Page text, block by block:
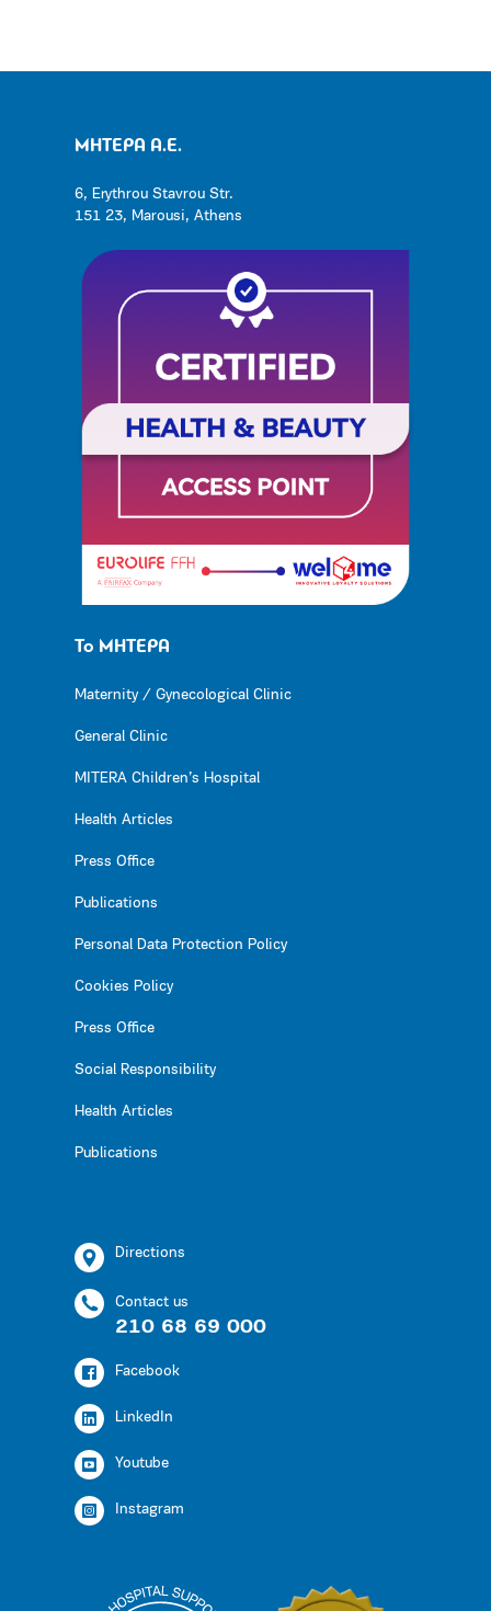
ΜΗΤΕΡΑ Α.Ε.
6, Erythrou Stavrou Str.
151 23, Marousi, Athens
Το ΜΗΤΕΡΑ
Maternity / Gynecological Clinic
General Clinic
MITERA Children’s Hospital
Health Articles
Press Office
Publications
Personal Data Protection Policy
Cookies Policy
Press Office
Social Responsibility
Health Articles
Publications
Directions
Contact us
210 68 69 000
Facebook
LinkedIn
Youtube
Instagram